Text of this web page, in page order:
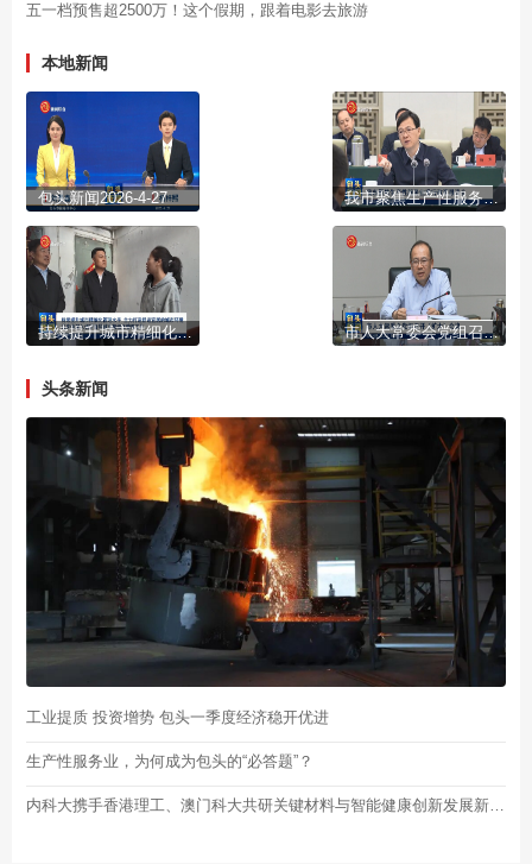
五一档预售超2500万！这个假期，跟着电影去旅游
本地新闻
包头新闻2026-4-27 我市聚焦生产性服务业举行政商恳谈会
持续提升城市精细化管理水平 全力打造舒适宜居的城市环境 孟庆维深入调研督导城市精细化管理工作 市人大常委会党组召开（扩大）会议
头条新闻
工业提质 投资增势 包头一季度经济稳开优进
生产性服务业，为何成为包头的“必答题”？